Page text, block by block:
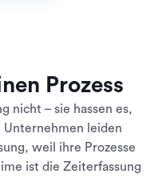
Prozess
nicht – sie hassen es,
Unternehmen leiden
weil ihre Prozesse
ist die Zeiterfassung